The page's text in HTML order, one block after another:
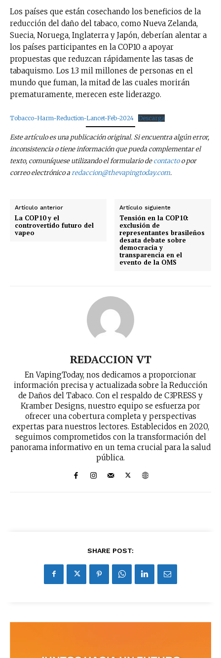
No te pierdas de las
últimas noticias
Suscríbete a nuestro boletín diario y
SUBSCRIBIRSE
Los países que están cosechando los beneficios de la
reducción del daño del tabaco, como Nueva Zelanda,
Suecia, Noruega, Inglaterra y Japón, deberían alentar a
los países participantes en la COP10 a apoyar
propuestas que reduzcan rápidamente las tasas de
tabaquismo. Los 1.3 mil millones de personas en el
mundo que fuman, la mitad de las cuales morirán
prematuramente, merecen este liderazgo.
Tobacco-Harm-Reduction-Lancet-Feb-2024 Descarga
Este artículo es una publicación original. Si encuentra algún error,
inconsistencia o tiene información que pueda complementar el
texto, comuníquese utilizando el formulario decontactoo por
correo electrónico aredaccion@thevapingtoday.com.
Artículo anterior
La COP10 y el
controvertido futuro del
vapeo
Artículo siguiente
Tensión en la COP10:
exclusión de
representantes brasileños
desata debate sobre
democracia y
transparencia en el
evento de la OMS
REDACCION VT
En VapingToday, nos dedicamos a proporcionar
información precisa y actualizada sobre la Reducción
de Daños del Tabaco. Con el respaldo de C3PRESS y
Kramber Designs, nuestro equipo se esfuerza por
ofrecer una cobertura completa y perspectivas
expertas para nuestros lectores. Establecidos en 2020,
seguimos comprometidos con la transformación del
panorama informativo en un tema crucial para la salud
pública.
SHARE POST: